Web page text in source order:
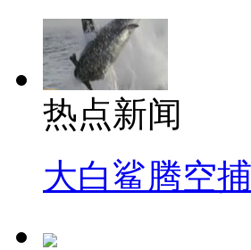
热点新闻
大白鲨腾空